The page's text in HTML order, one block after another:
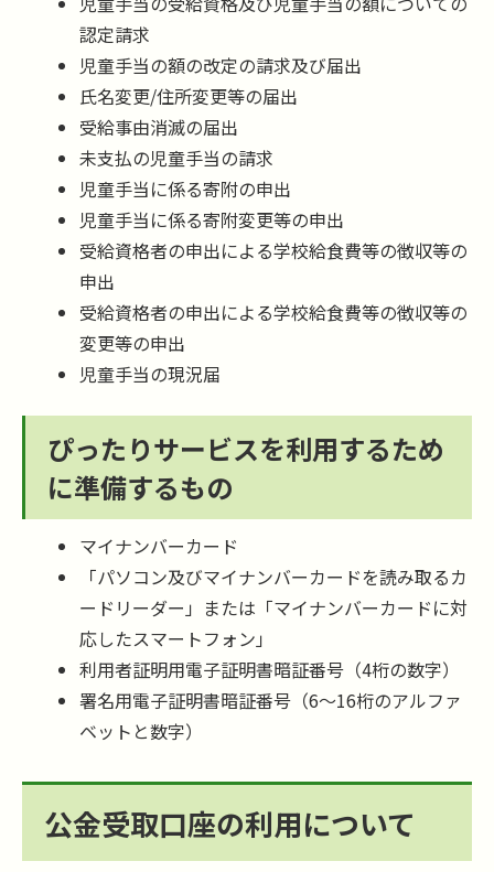
認定請求
児童手当の額の改定の請求及び届出
氏名変更/住所変更等の届出
受給事由消滅の届出
未支払の児童手当の請求
児童手当に係る寄附の申出
児童手当に係る寄附変更等の申出
受給資格者の申出による学校給食費等の徴収等の
申出
受給資格者の申出による学校給食費等の徴収等の
変更等の申出
児童手当の現況届
ぴったりサービスを利用するため
に準備するもの
マイナンバーカード
「パソコン及びマイナンバーカードを読み取るカ
ードリーダー」または「マイナンバーカードに対
応したスマートフォン」
利用者証明用電子証明書暗証番号（4桁の数字）
署名用電子証明書暗証番号（6～16桁のアルファ
ベットと数字）
公金受取口座の利用について